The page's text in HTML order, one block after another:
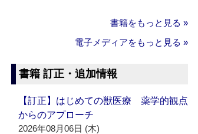
書籍をもっと見る »
電子メディアをもっと見る »
書籍 訂正・追加情報
【訂正】はじめての獣医療 薬学的観点
からのアプローチ
2026年08月06日 (木)